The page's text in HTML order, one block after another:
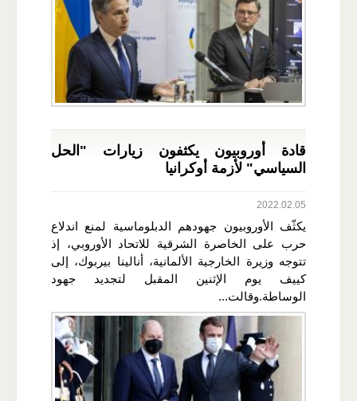
قادة أوروبيون يكثفون زيارات "الحل
السياسي" لأزمة أوكرانيا
2022.02.05
يكثّف الأوروبيون جهودهم الدبلوماسية لمنع اندلاع
حرب على الخاصرة الشرقية للاتحاد الأوروبي، إذ
تتوجه وزيرة الخارجية الألمانية، أنالينا بيربوك، إلى
كييف يوم الإثنين المقبل لتجديد جهود
الوساطة.وقالت...